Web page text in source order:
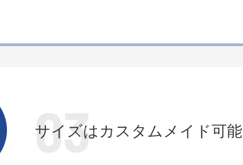
サイズはカスタムメイド可能
03